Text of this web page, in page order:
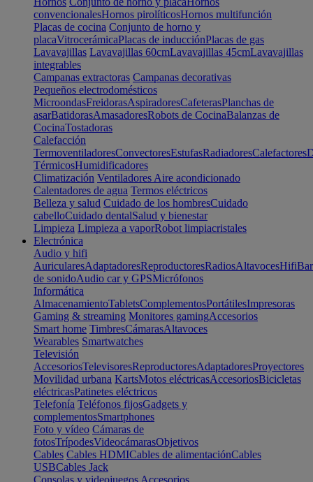
convencionalesHornos pirolíticosHornos multifunción
Placas de cocina Conjunto de horno y
placaVitrocerámicaPlacas de inducciónPlacas de gas
Lavavajillas Lavavajillas 60cmLavavajillas 45cmLavavajillas
integrables
Campanas extractoras Campanas decorativas
Pequeños electrodomésticos
MicroondasFreidorasAspiradoresCafeterasPlanchas de
asarBatidorasAmasadoresRobots de CocinaBalanzas de
CocinaTostadoras
Calefacción
TermoventiladoresConvectoresEstufasRadiadoresCalefactores
TérmicosHumidificadores
Climatización Ventiladores Aire acondicionado
Calentadores de agua Termos eléctricos
Belleza y salud Cuidado de los hombresCuidado
cabelloCuidado dentalSalud y bienestar
Limpieza Limpieza a vaporRobot limpiacristales
Electrónica
Audio y hifi
AuricularesAdaptadoresReproductoresRadiosAltavocesHifi
de sonidoAudio car y GPSMicrófonos
Informática
AlmacenamientoTabletsComplementosPortátilesImpresoras
Gaming & streaming Monitores gamingAccesorios
Smart home TimbresCámarasAltavoces
Wearables Smartwatches
Televisión
AccesoriosTelevisoresReproductoresAdaptadoresProyectores
Movilidad urbana KartsMotos eléctricasAccesoriosBicicletas
eléctricasPatinetes eléctricos
Telefonía Teléfonos fijosGadgets y
complementosSmartphones
Foto y vídeo Cámaras de
fotosTrípodesVideocámarasObjetivos
Cables Cables HDMICables de alimentaciónCables
USBCables Jack
Consolas y videojuegos Accesorios